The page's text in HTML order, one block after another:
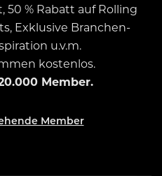
50 % Rabatt auf Rolling
Exklusive Branchen-
u.v.m.
kostenlos.
Member.
Member